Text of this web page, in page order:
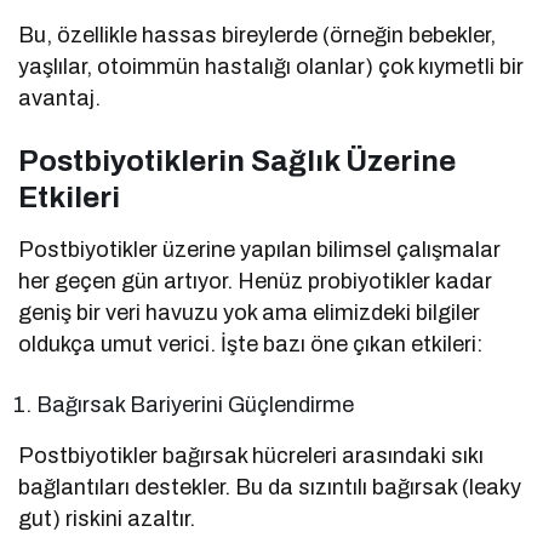
Bu, özellikle hassas bireylerde (örneğin bebekler,
yaşlılar, otoimmün hastalığı olanlar) çok kıymetli bir
avantaj.
Postbiyotiklerin Sağlık Üzerine
Etkileri
Postbiyotikler üzerine yapılan bilimsel çalışmalar
her geçen gün artıyor. Henüz probiyotikler kadar
geniş bir veri havuzu yok ama elimizdeki bilgiler
oldukça umut verici. İşte bazı öne çıkan etkileri:
Bağırsak Bariyerini Güçlendirme
Postbiyotikler bağırsak hücreleri arasındaki sıkı
bağlantıları destekler. Bu da sızıntılı bağırsak (leaky
gut) riskini azaltır.